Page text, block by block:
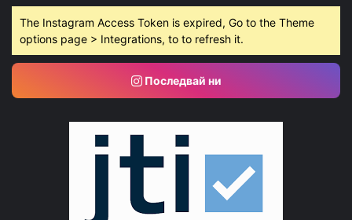
The Instagram Access Token is expired, Go to the Theme
options page > Integrations, to to refresh it.
Последвай ни